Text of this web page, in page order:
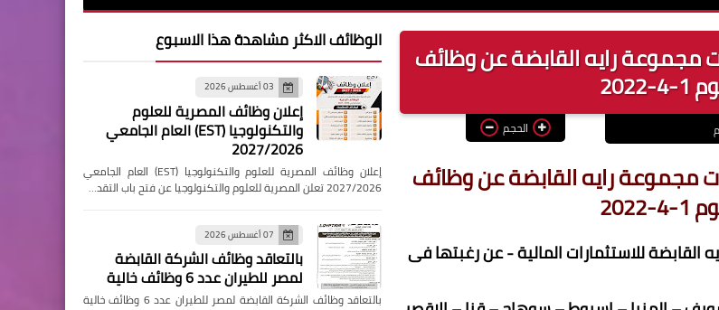
مجموعة رايه القابضة عن وظائف
الحجم
مجموعة رايه القابضة عن وظائف
للاستثمارات المالية - عن رغبتها فى
الوظائف الاكثر مشاهدة هذا الاسبوع
03 أغسطس 2026
إعلان وظائف المصرية للعلوم
والتكنولوجيا (EST) العام الجامعي
2027/2026
إعلان وظائف المصرية للعلوم والتكنولوجيا (EST) العام الجامعي
2027/2026 تعلن المصرية للعلوم والتكنولوجيا عن فتح باب التقد…
07 أغسطس 2026
بالتعاقد وظائف الشركة القابضة
لمصر للطيران عدد 6 وظائف خالية
بالتعاقد وظائف الشركة القابضة لمصر للطيران عدد 6 وظائف خالية